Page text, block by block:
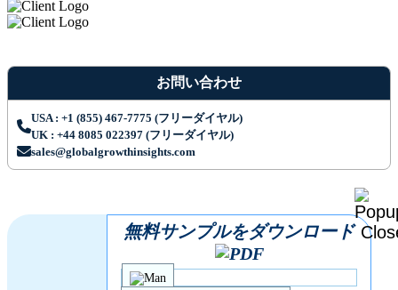
お問い合わせ
USA : +1 (855) 467-7775 (フリーダイヤル)
UK : +44 8085 022397 (フリーダイヤル)
sales@globalgrowthinsights.com
無料サンプルをダウンロード